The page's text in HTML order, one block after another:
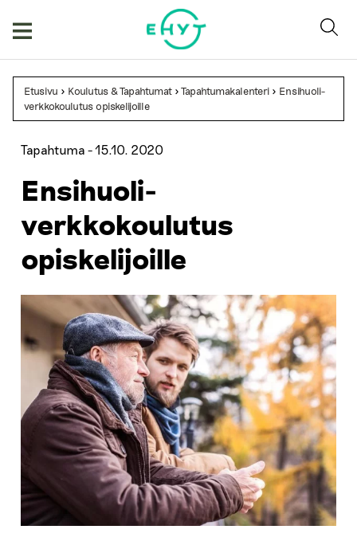
Etusivu > Koulutus & Tapahtumat >Tapahtumakalenteri > Ensihuoli-
verkkokoulutus opiskelijoille
Tapahtuma -15.10. 2020
Ensihuoli-
verkkokoulutus
opiskelijoille